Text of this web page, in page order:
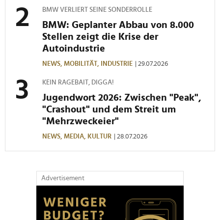
BMW VERLIERT SEINE SONDERROLLE
BMW: Geplanter Abbau von 8.000
Stellen zeigt die Krise der
Autoindustrie
NEWS, MOBILITÄT, INDUSTRIE | 29.07.2026
KEIN RAGEBAIT, DIGGA!
Jugendwort 2026: Zwischen "Peak",
"Crashout" und dem Streit um
"Mehrzweckeier"
NEWS, MEDIA, KULTUR | 28.07.2026
Advertisement